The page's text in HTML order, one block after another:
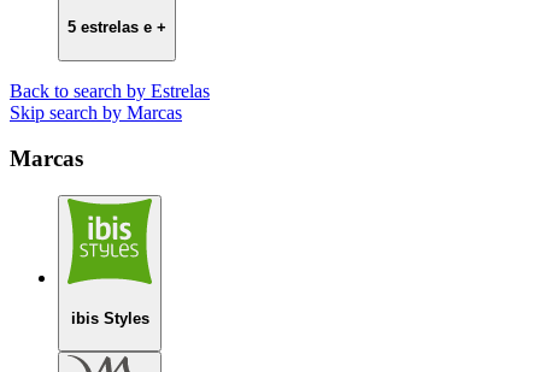
5 estrelas e +
Back to search by Estrelas
Skip search by Marcas
Marcas
ibis Styles